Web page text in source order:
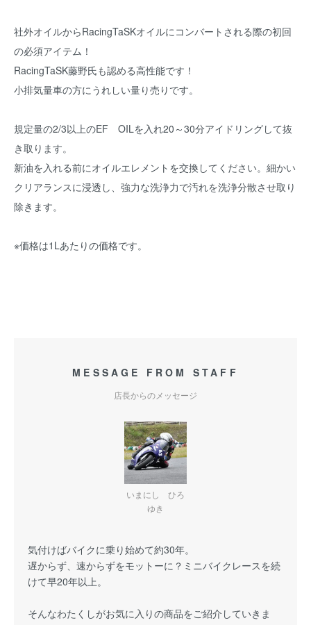
社外オイルからRacingTaSKオイルにコンバートされる際の初回
の必須アイテム！
RacingTaSK藤野氏も認める高性能です！
小排気量車の方にうれしい量り売りです。
規定量の2/3以上のEF OILを入れ20～30分アイドリングして抜
き取ります。
新油を入れる前にオイルエレメントを交換してください。細かい
クリアランスに浸透し、強力な洗浄力で汚れを洗浄分散させ取り
除きます。
※価格は1Lあたりの価格です。
MESSAGE FROM STAFF
店長からのメッセージ
いまにし ひろ
ゆき
気付けばバイクに乗り始めて約30年。
遅からず、速からずをモットーに？ミニバイクレースを続
けて早20年以上。
そんなわたくしがお気に入りの商品をご紹介していきま